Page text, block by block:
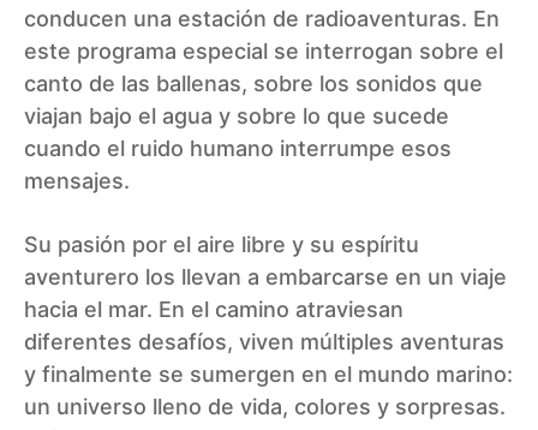
conducen una estación de radioaventuras. En
este programa especial se interrogan sobre el
canto de las ballenas, sobre los sonidos que
viajan bajo el agua y sobre lo que sucede
cuando el ruido humano interrumpe esos
mensajes.
Su pasión por el aire libre y su espíritu
aventurero los llevan a embarcarse en un viaje
hacia el mar. En el camino atraviesan
diferentes desafíos, viven múltiples aventuras
y finalmente se sumergen en el mundo marino:
un universo lleno de vida, colores y sorpresas.